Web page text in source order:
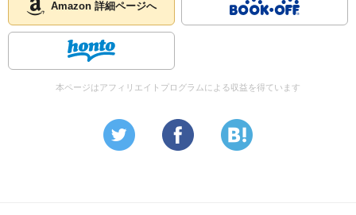
Amazon 詳細ページへ
本ページはアフィリエイトプログラムによる収益を得ています